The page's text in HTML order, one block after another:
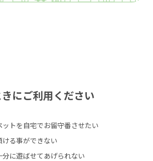
にご利用ください
トを自宅でお留守番させたい
る事ができない
に遊ばせてあげられない